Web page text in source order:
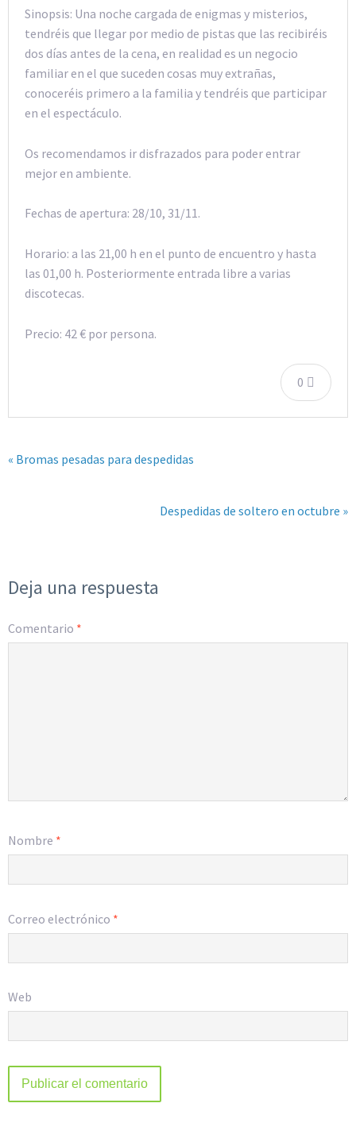
Sinopsis: Una noche cargada de enigmas y misterios,
tendréis que llegar por medio de pistas que las recibiréis
dos días antes de la cena, en realidad es un negocio
familiar en el que suceden cosas muy extrañas,
conoceréis primero a la familia y tendréis que participar
en el espectáculo.
Os recomendamos ir disfrazados para poder entrar
mejor en ambiente.
Fechas de apertura: 28/10, 31/11.
Horario: a las 21,00 h en el punto de encuentro y hasta
las 01,00 h. Posteriormente entrada libre a varias
discotecas.
Precio: 42 € por persona.
0
« Bromas pesadas para despedidas
Despedidas de soltero en octubre »
Deja una respuesta
Comentario *
Nombre *
Correo electrónico *
Web